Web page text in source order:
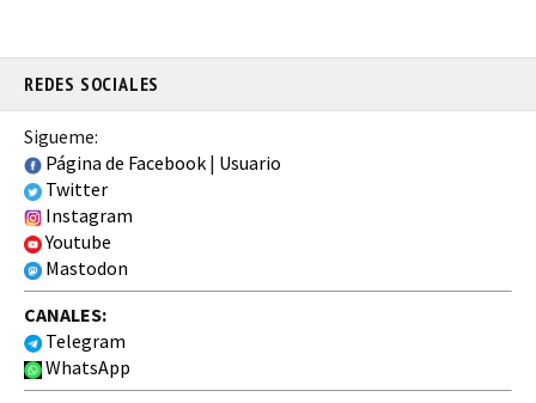
REDES SOCIALES
Sigueme:
Página de Facebook | Usuario
Twitter
Instagram
Youtube
Mastodon
CANALES:
Telegram
WhatsApp